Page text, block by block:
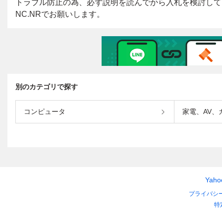
別のカテゴリで探す
コンピュータ 家電、AV、
プライバシ
特